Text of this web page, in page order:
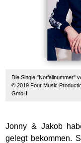
Die Single "Notfallnummer"
© 2019 Four Music
GmbH
Jonny & Jakob
gelegt bekommen.